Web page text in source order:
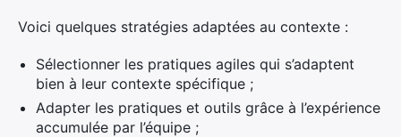
Voici quelques stratégies adaptées au contexte :
Sélectionner les pratiques agiles qui s’adaptent
bien à leur contexte spécifique ;
Adapter les pratiques et outils grâce à l’expérience
accumulée par l’équipe ;